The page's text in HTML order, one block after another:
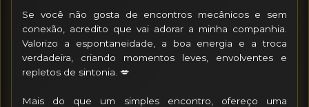
Se você não gosta de encontros mecânicos e sem
conexão, acredito que vai adorar a minha companhia.
Valorizo a espontaneidade, a boa energia e a troca
verdadeira, criando momentos leves, envolventes e
repletos de sintonia. 💋
Mais do que um simples encontro, ofereço uma